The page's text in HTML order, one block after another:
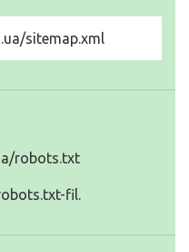
sitemap.xml
robots.txt
fil.